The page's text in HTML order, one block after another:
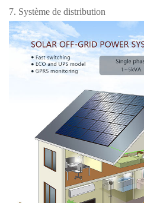
7. Système de distribution